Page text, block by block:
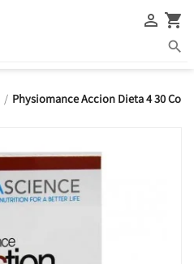

 
Physiomance Accion Dieta 4 30